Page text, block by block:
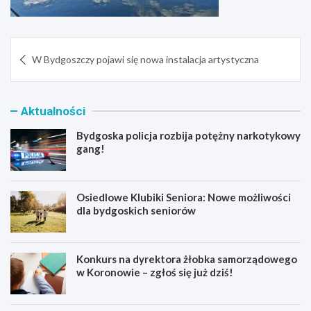
wpisu
W Bydgoszczy pojawi się nowa instalacja artystyczna
Aktualności
Bydgoska policja rozbija potężny narkotykowy
gang!
Osiedlowe Klubiki Seniora: Nowe możliwości
dla bydgoskich seniorów
Konkurs na dyrektora żłobka samorządowego
w Koronowie – zgłoś się już dziś!